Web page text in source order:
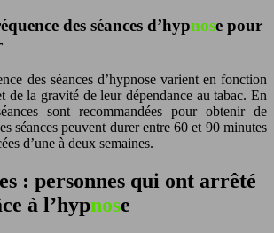
des séances d’hypnose pour
des séances d’hypnose varient en fonction
de la gravité de leur dépendance au tabac. En
sont recommandées pour obtenir de
séances peuvent durer entre 60 et 90 minutes
d’une à deux semaines.
: personnes qui ont arrêté
à l’hypnose